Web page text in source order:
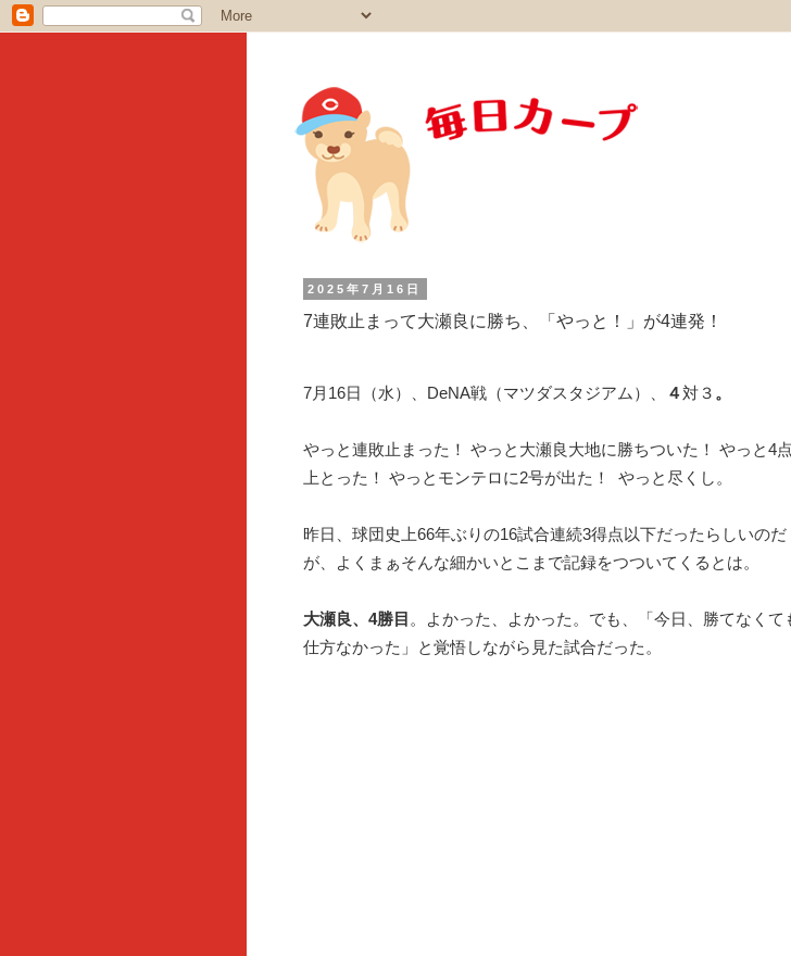
2025年7月16日
7連敗止まって大瀬良に勝ち、「やっと！」が4連発！
7月16日（水）、DeNA戦（マツダスタジアム）、 ４対３ 。
やっと連敗止まった！ やっと大瀬良大地に勝ちついた！ やっと4
上とった！ やっとモンテロに2号が出た！ やっと尽くし。
昨日、球団史上66年ぶりの16試合連続3得点以下だったらしいのだ
が、よくまぁそんな細かいとこまで記録をつついてくるとは。
大瀬良、4勝目 。よかった、よかった。でも、「今日、勝てなくて
仕方なかった」と覚悟しながら見た試合だった。